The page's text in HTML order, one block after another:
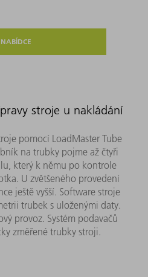
stroje u nakládání
pomocí LoadMaster Tube
na trubky pojme až čtyři
který k němu po kontrole
U zvětšeného provedení
ještě vyšší. Software stroje
trubek s uloženými daty.
provoz. Systém podavačů
změřené trubky stroji.